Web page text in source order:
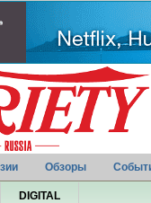
Обзоры
DIGITAL